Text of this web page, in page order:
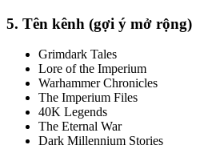
5. Tên kênh (gợi ý mở rộng)
Grimdark Tales
Lore of the Imperium
Warhammer Chronicles
The Imperium Files
40K Legends
The Eternal War
Dark Millennium Stories